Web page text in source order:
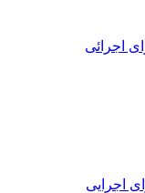
اجرائی
اجرایی